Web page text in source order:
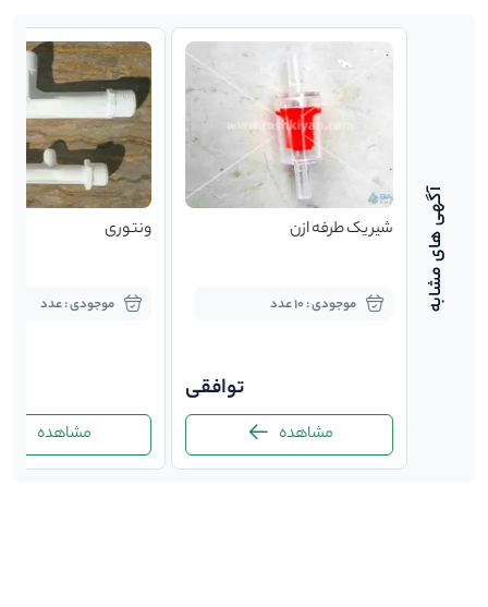
شیر یک طرفه ازن
موجودی : 10 عدد
توافقی
مشاهده
ونتوری
موجودی : عدد
مشاهده